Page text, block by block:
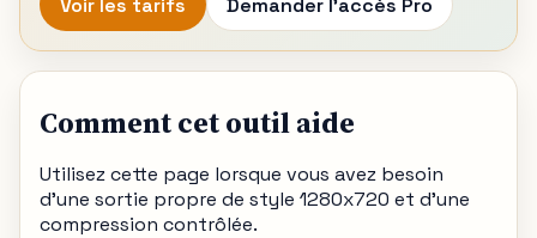
Voir les tarifs Demander l’accès Pro
Comment cet outil aide
Utilisez cette page lorsque vous avez besoin
d’une sortie propre de style 1280x720 et d’une
compression contrôlée.